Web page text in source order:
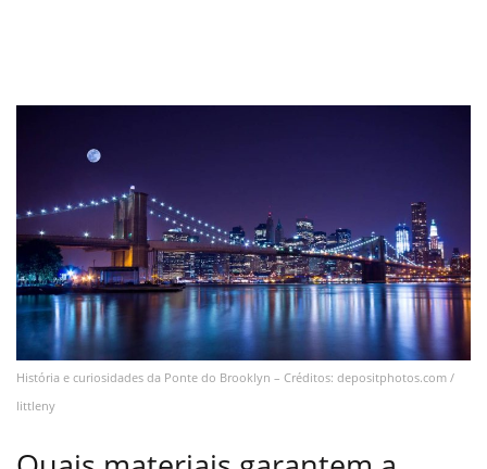
História e curiosidades da Ponte do Brooklyn – Créditos: depositphotos.com /
littleny